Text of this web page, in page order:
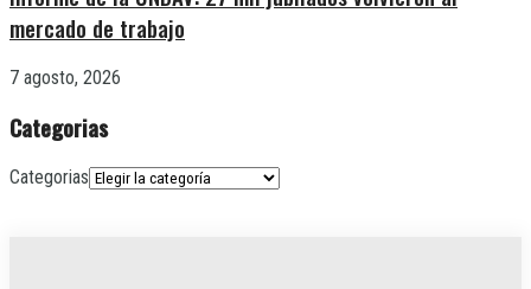
mercado de trabajo
7 agosto, 2026
Categorias
Categorias